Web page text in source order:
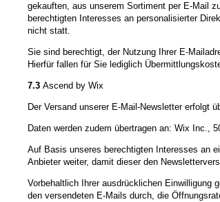
gekauften, aus unserem Sortiment per E-Mail
berechtigten Interesses an personalisierter
nicht statt.
Sie sind berechtigt, der Nutzung Ihrer E-
Hierfür fallen für Sie lediglich
7.3 Ascend by Wix
Der Versand unserer E-Mail-Newsletter erfolgt
Daten werden zudem übertragen an: Wix Inc.,
Auf Basis unseres berechtigten Interesses an
Anbieter weiter, damit dieser den
Vorbehaltlich Ihrer ausdrücklichen Einwilligung
den versendeten E-Mails durch, die